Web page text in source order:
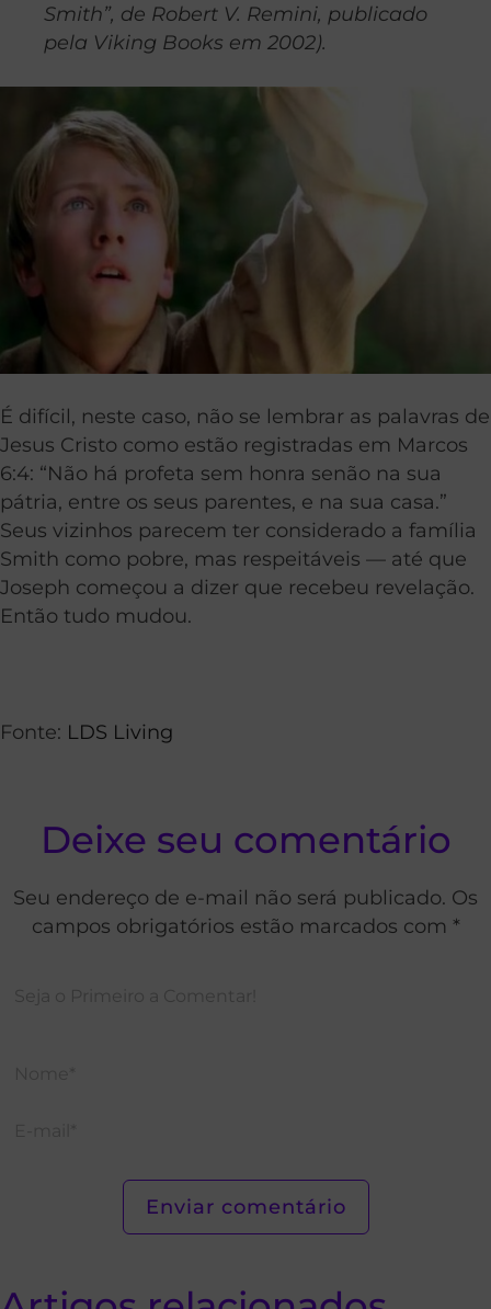
Smith”, de Robert V. Remini, publicado
pela Viking Books em 2002).
É difícil, neste caso, não se lembrar as palavras de
Jesus Cristo como estão registradas em Marcos
6:4: “Não há profeta sem honra senão na sua
pátria, entre os seus parentes, e na sua casa.”
Seus vizinhos parecem ter considerado a família
Smith como pobre, mas respeitáveis — até que
Joseph começou a dizer que recebeu revelação.
Então tudo mudou.
Fonte: LDS Living
Deixe seu comentário
Seu endereço de e-mail não será publicado. Os
campos obrigatórios estão marcados com *